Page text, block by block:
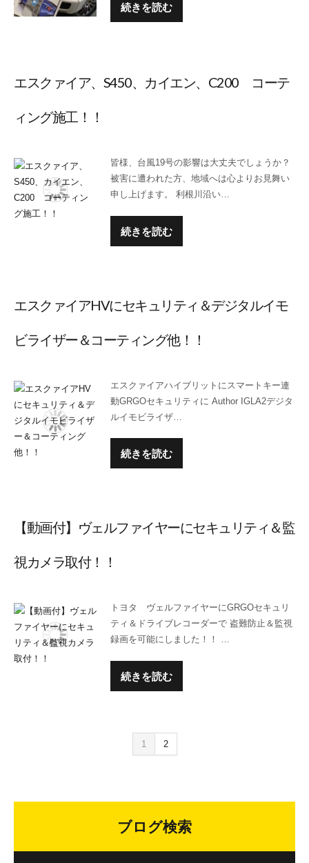
続きを読む
エスクァイア、S450、カイエン、C200 コーテ
ィング施工！！
皆様、台風19号の影響は大丈夫でしょうか？
被害に遭われた方、地域へは心よりお見舞い
申し上げます。 利根川沿い…
続きを読む
エスクァイアHVにセキュリティ＆デジタルイモ
ビライザー＆コーティング他！！
エスクァイアハイブリットにスマートキー連
動GRGOセキュリティに Author IGLA2デジタ
ルイモビライザ…
続きを読む
【動画付】ヴェルファイヤーにセキュリティ＆監
視カメラ取付！！
トヨタ ヴェルファイヤーにGRGOセキュリ
ティ＆ドライブレコーダーで 盗難防止＆監視
録画を可能にしました！！ …
続きを読む
1 2
ブログ検索